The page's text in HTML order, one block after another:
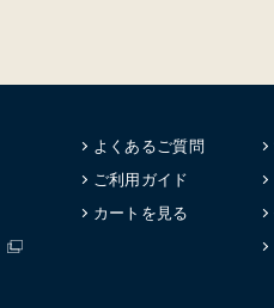
よくあるご質問
ご利用ガイド
カートを見る